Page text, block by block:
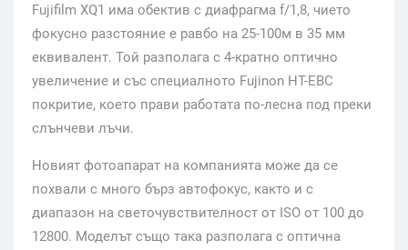
Fujifilm XQ1 има обектив с диафрагма f/1,8, чието
фокусно разстояние е равбо на 25-100м в 35 мм
еквивалент. Той разполага с 4-кратно оптично
увеличение и със специалното Fujinon HT-EBC
покритие, което прави работата по-лесна под преки
слънчеви лъчи.
Новият фотоапарат на компанията може да се
похвали с много бърз автофокус, както и с
диапазон на светочувствителност от ISO от 100 до
12800. Моделът също така разполага с оптична